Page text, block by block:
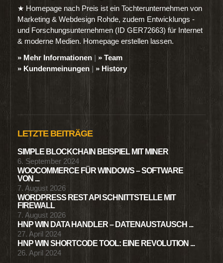
★ Homepage nach Preis ist ein Tochterunternehmen von
Marketing & Webdesign Rohde, zudem Entwicklungs -
und Forschungsunternehmen (ID GER72663) für Internet
& moderne Medien. Homepage erstellen lassen.
» Mehr Informationen | » Team
» Kundenmeinungen | » History
LETZTE BEITRÄGE
SIMPLE BLOCKCHAIN BEISPIEL MIT MINER
6. September 2024
WOOCOMMERCE FÜR WINDOWS – SOFTWARE
VON ...
7. August 2026
WORDPRESS REST API SCHNITTSTELLE MIT
FIREWALL
7. August 2026
HNP WIN DATA HANDLER – DATENAUSTAUSCH ...
27. April 2024
HNP WIN SHORTCODE TOOL: EINE REVOLUTION ...
26. April 2024